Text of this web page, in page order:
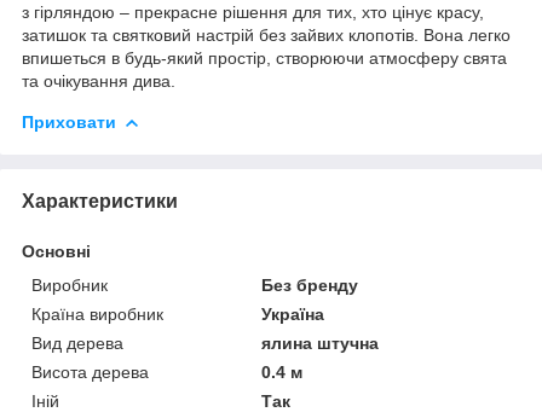
з гірляндою – прекрасне рішення для тих, хто цінує красу,
затишок та святковий настрій без зайвих клопотів. Вона легко
впишеться в будь-який простір, створюючи атмосферу свята
та очікування дива.
Приховати
Характеристики
Основні
Виробник
Без бренду
Країна виробник
Україна
Вид дерева
ялина штучна
Висота дерева
0.4 м
Іній
Так